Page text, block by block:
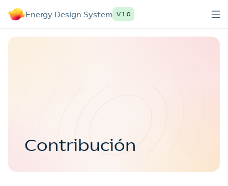
Energy Design System V.1.0
Contribución